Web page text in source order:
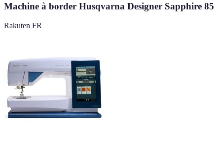
Machine à border Husqvarna Designer Sapphire 85
Rakuten FR